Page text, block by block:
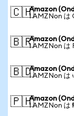
🇨🇭Amazon
1 AMZNon は
🇧🇷Amazon
1 AMZNon は
🇧🇩Amazon
1 AMZNon は
🇵🇭Amazon
1 AMZNon は